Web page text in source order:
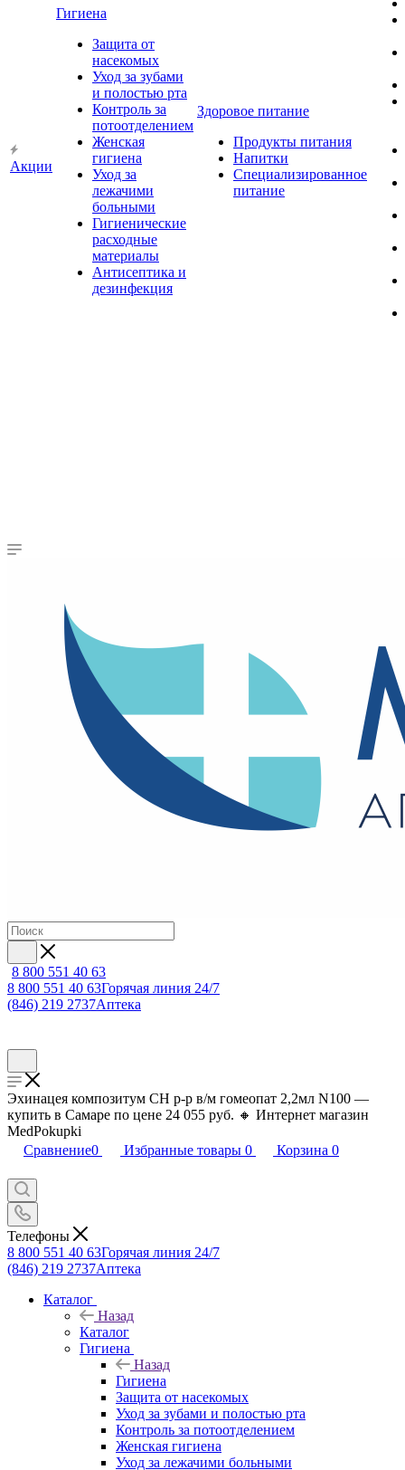
Акции
Гигиена
Защита от
насекомых
Уход за зубами
и полостью рта
Контроль за
потоотделением
Женская
гигиена
Уход за
лежачими
больными
Гигиенические
расходные
материалы
Антисептика и
дезинфекция
Здоровое питание
Продукты питания
Напитки
Специализированное
питание
8 800 551 40 63
8 800 551 40 63Горячая линия 24/7
(846) 219 2737Аптека
Эхинацея композитум СН р-р в/м гомеопат 2,2мл N100 —
купить в Самаре по цене 24 055 руб. 🔸 Интернет магазин
MedPokupki
Сравнение0 Избранные товары 0 Корзина 0
Телефоны
8 800 551 40 63Горячая линия 24/7
(846) 219 2737Аптека
Каталог
Назад
Каталог
Гигиена
Назад
Гигиена
Защита от насекомых
Уход за зубами и полостью рта
Контроль за потоотделением
Женская гигиена
Уход за лежачими больными